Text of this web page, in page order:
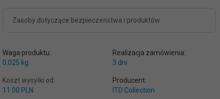
Zasoby dotyczące bezpieczeństwa i produktów
Waga produktu:
0.025 kg
Realizacja zamówienia:
3 dni
Koszt wysyłki od:
11.00 PLN
Producent:
ITD Collection